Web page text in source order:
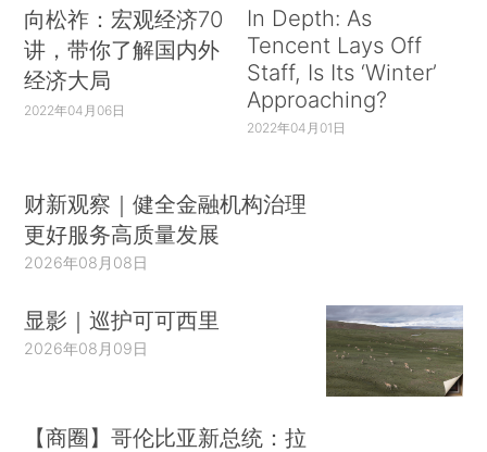
向松祚：宏观经济70
讲，带你了解国内外
经济大局
2022年04月06日
In Depth: As
Tencent Lays Off
Staff, Is Its ‘Winter’
Approaching?
2022年04月01日
财新观察｜健全金融机构治理
更好服务高质量发展
2026年08月08日
显影｜巡护可可西里
2026年08月09日
【商圈】哥伦比亚新总统：拉